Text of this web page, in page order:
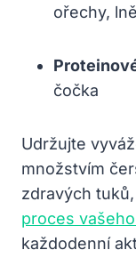
ořechy,
čočka
Udržujte
množstvím
zdravých tuků,
proces
každodenní